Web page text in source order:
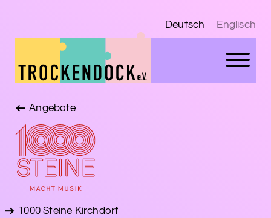
Deutsch Englisch
Angebote
1000 Steine Kirchdorf